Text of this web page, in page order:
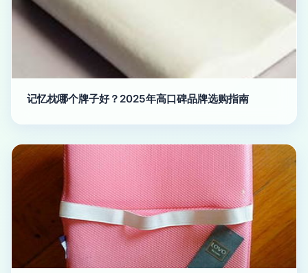
记忆枕哪个牌子好？2025年高口碑品牌选购指南